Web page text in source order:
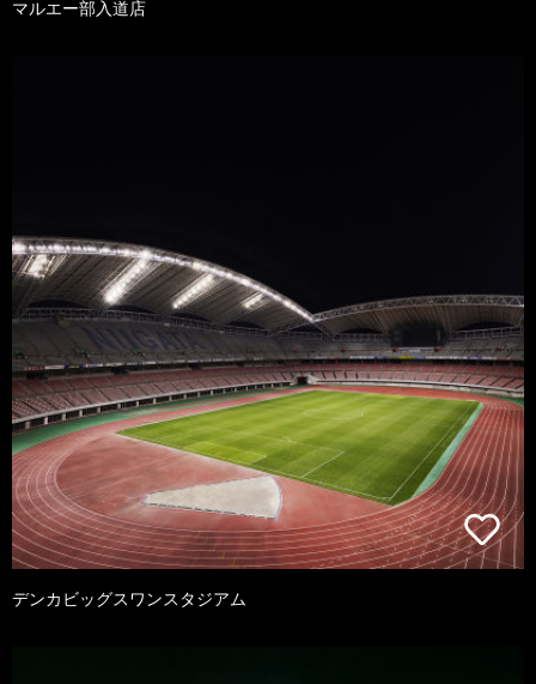
マルエー部入道店
デンカビッグスワンスタジアム